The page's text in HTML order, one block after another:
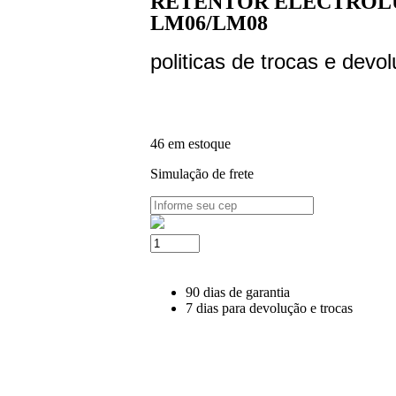
LM06/LM08
politicas de trocas e
46 em estoque
Simulação de frete
90 dias de garantia
7 dias para devolução e trocas